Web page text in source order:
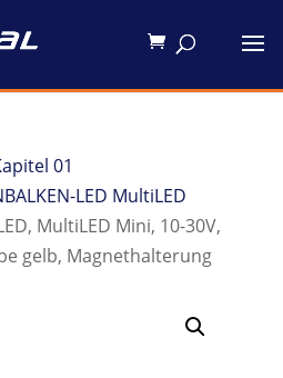
01
LED MultiLED
MultiLED Mini, 10-30V,
gelb, Magnethalterung